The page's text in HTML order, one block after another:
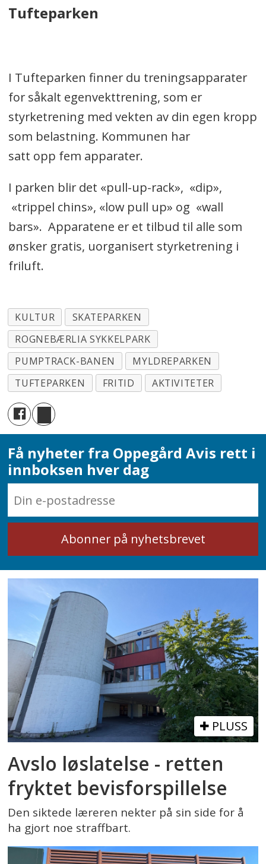
Tufteparken
I Tufteparken finner du treningsapparater
for såkalt egenvekttrening, som er
styrketrening med vekten av din egen kropp
som belastning. Kommunen har
satt opp fem apparater.
I parken blir det «pull-up-rack», «dip»,
«trippel chins», «low pull up» og «wall
bars». Apparatene er et tilbud til alle som
ønsker gratis, uorganisert styrketrening i
friluft.
KULTUR
SKATEPARKEN
ROGNEBÆRLIA SYKKELPARK
PUMPTRACK-BANEN
MYLDREPARKEN
TUFTEPARKEN
FRITID AKTIVITETER
Få nyheter fra Oppegård Avis rett i
innboksen hver dag
PLUSS
Avslo løslatelse - retten
fryktet bevisforspillelse
Den siktede læreren nekter på sin side for å
ha gjort noe straffbart.